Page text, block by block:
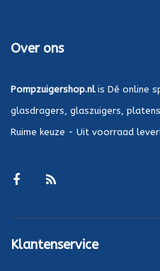
Over ons
Pompzuigershop.nlis Dé online
glasdragers, glaszuigers,
Ruime keuze - Uit voorraad
Klantenservice